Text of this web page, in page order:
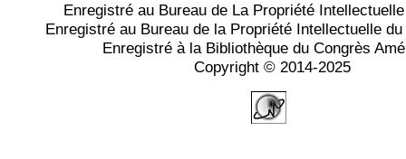
Enregistré au Bureau de La Propriété
Enregistré au Bureau de la Propriété Intellectuelle
Enregistré à la Bibliothèque du Congrès
Copyright © 2014-2025